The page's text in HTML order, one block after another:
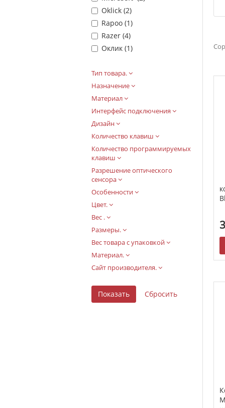
Oklick (2)
Rapoo (1)
Razer (4)
Оклик (1)
Тип товара.
Назначение
Материал
Интерфейс подключения
Дизайн
Количество клавиш
Количество программируемых
клавиш
Разрешение оптического
сенсора
Особенности
Цвет.
Вес .
Размеры.
Вес товара с упаковкой
Материал.
Сайт производителя.